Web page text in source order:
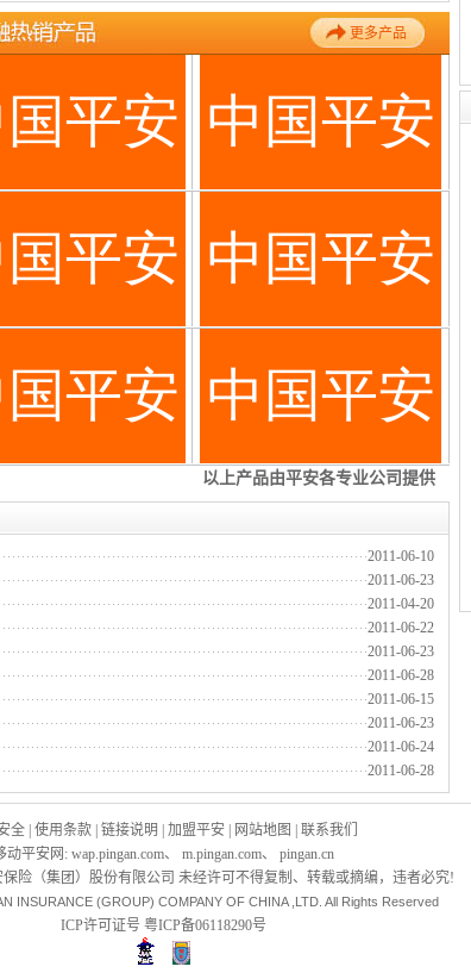
2011-06-10
2011-06-23
2011-04-20
2011-06-22
2011-06-23
2011-06-28
2011-06-15
2011-06-23
2011-06-24
2011-06-28
全 使用条款 链接说明 加盟平安 网站地图
联系我们
动平安网 : wap.pingan.com、 m.pingan.com、 pingan.cn
险（集团）股份有限公司 未经许可不得复制、转载或摘编，违者必究!
INSURANCE (GROUP) COMPANY OF CHINA ,LTD. All Rights Reserved
ICP许可证号 粤ICP备06118290号